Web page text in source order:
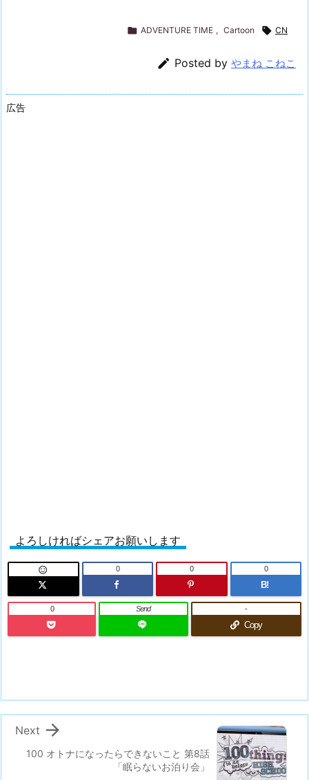
 ADVENTURE TIME , Cartoon  CN
 Posted by やまね こねこ
広告
よろしければシェアお願いします
 0 0
B!
0
0 Send
Copy
-
100 オトナになったらできないこと 第8話
「眠らないお泊り会」

Next